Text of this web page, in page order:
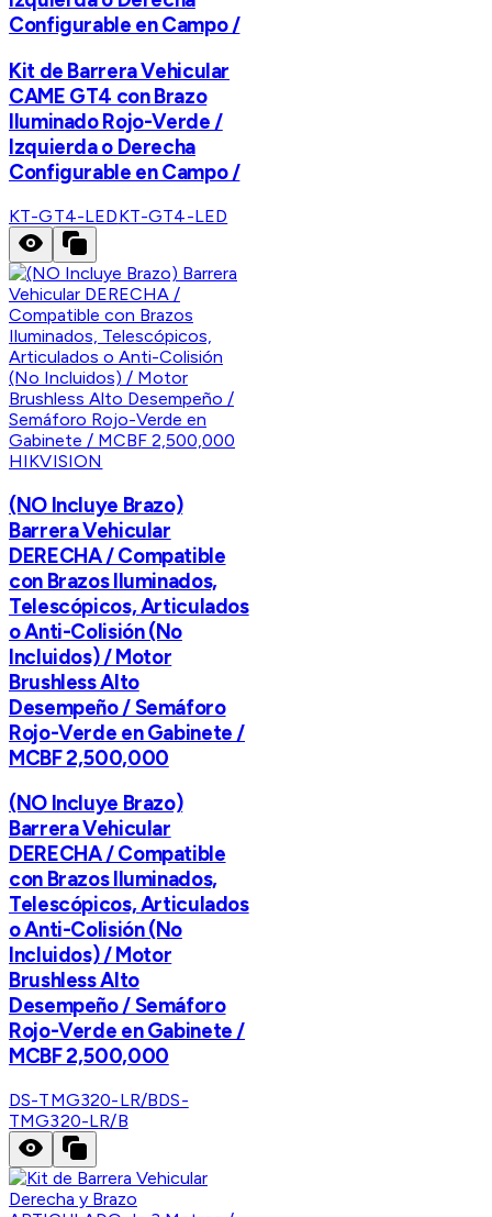
Configurable en Campo /
Kit de Barrera Vehicular
CAME GT4 con Brazo
Iluminado Rojo-Verde /
Izquierda o Derecha
Configurable en Campo /
KT-GT4-LEDKT-GT4-LED
HIKVISION
(NO Incluye Brazo)
Barrera Vehicular
DERECHA / Compatible
con Brazos Iluminados,
Telescópicos, Articulados
o Anti-Colisión (No
Incluidos) / Motor
Brushless Alto
Desempeño / Semáforo
Rojo-Verde en Gabinete /
MCBF 2,500,000
(NO Incluye Brazo)
Barrera Vehicular
DERECHA / Compatible
con Brazos Iluminados,
Telescópicos, Articulados
o Anti-Colisión (No
Incluidos) / Motor
Brushless Alto
Desempeño / Semáforo
Rojo-Verde en Gabinete /
MCBF 2,500,000
DS-TMG320-LR/BDS-
TMG320-LR/B